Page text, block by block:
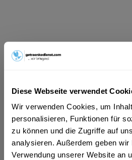
Diese Webseite verwendet
Wir verwenden Cookies, um
personalisieren, Funktionen für
zu können und die Zugriffe auf
analysieren. Außerdem geben
Verwendung unserer Website an
ab 101,01 € *
Vorrätig
MEHRWEG
+4,50 € Pfand
In den Warenkorb